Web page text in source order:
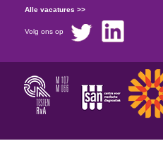
Alle vacatures >>
Volg ons op